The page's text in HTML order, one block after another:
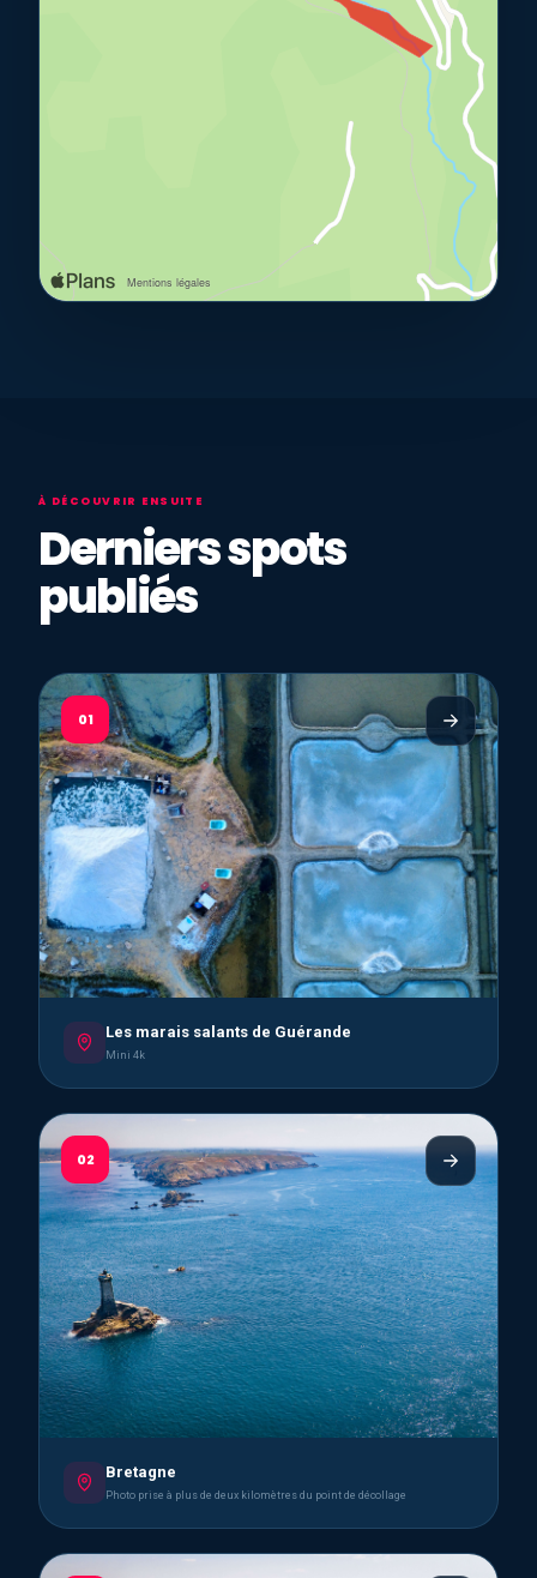
À DÉCOUVRIR ENSUITE
Derniers spots
publiés
01
Les marais salants de Guérande
Mini 4k
02
Bretagne
Photo prise à plus de deux kilomètres du point de décollage